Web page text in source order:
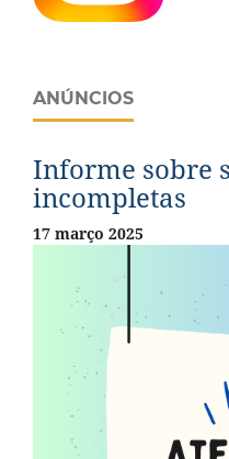
ANÚNCIOS
Informe sobre
incompletas
17 março 2025